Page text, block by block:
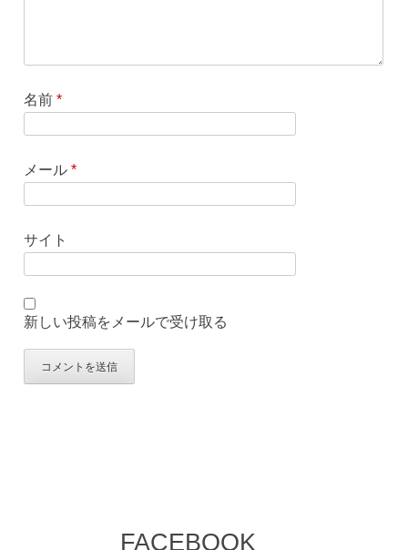
名前*
メール*
サイト
新しい投稿をメールで受け取る
FACEBOOK